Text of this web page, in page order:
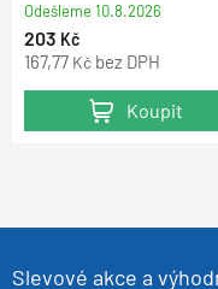
Odešleme10.8.2026
203 Kč
167,77 Kč bez DPH
Koupit
Slevové akce a